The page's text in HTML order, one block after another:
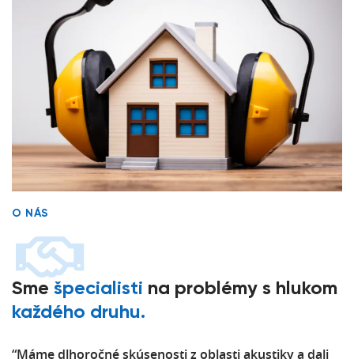
O NÁS
Sme špecialisti na problémy s hlukom
každého druhu.
“Máme dlhoročné skúsenosti z oblasti akustiky a dali